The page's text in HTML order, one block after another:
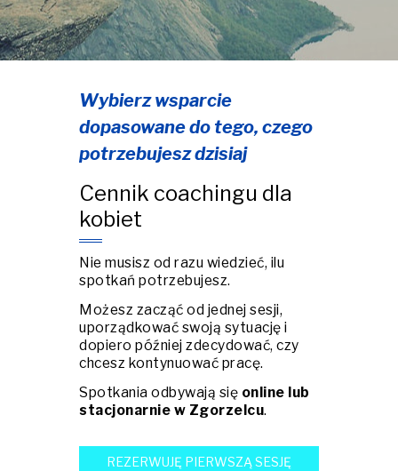
Wybierz wsparcie
dopasowane do tego, czego
potrzebujesz dzisiaj
Cennik coachingu dla
kobiet
Nie musisz od razu wiedzieć, ilu
spotkań potrzebujesz.
Możesz zacząć od jednej sesji,
uporządkować swoją sytuację i
dopiero później zdecydować, czy
chcesz kontynuować pracę.
Spotkania odbywają się online lub
stacjonarnie w Zgorzelcu.
REZERWUJĘ PIERWSZĄ SESJĘ